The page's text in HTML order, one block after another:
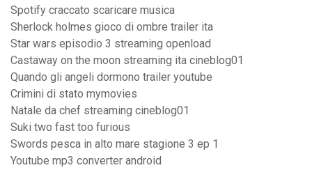
Spotify craccato scaricare musica
Sherlock holmes gioco di ombre trailer ita
Star wars episodio 3 streaming openload
Castaway on the moon streaming ita cineblog01
Quando gli angeli dormono trailer youtube
Crimini di stato mymovies
Natale da chef streaming cineblog01
Suki two fast too furious
Swords pesca in alto mare stagione 3 ep 1
Youtube mp3 converter android